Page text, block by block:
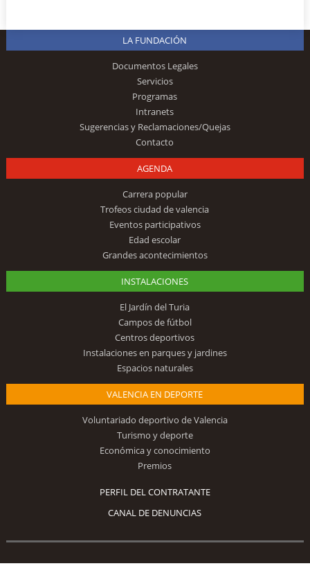
LA FUNDACIÓN
Documentos Legales
Servicios
Programas
Intranets
Sugerencias y Reclamaciones/Quejas
Contacto
AGENDA
Carrera popular
Trofeos ciudad de valencia
Eventos participativos
Edad escolar
Grandes acontecimientos
INSTALACIONES
El Jardín del Turia
Campos de fútbol
Centros deportivos
Instalaciones en parques y jardines
Espacios naturales
VALENCIA EN DEPORTE
Voluntariado deportivo de Valencia
Turismo y deporte
Económica y conocimiento
Premios
PERFIL DEL CONTRATANTE
CANAL DE DENUNCIAS
Síguenos